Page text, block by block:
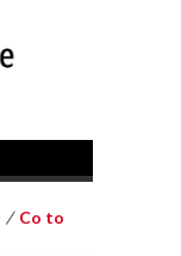
/ Co to